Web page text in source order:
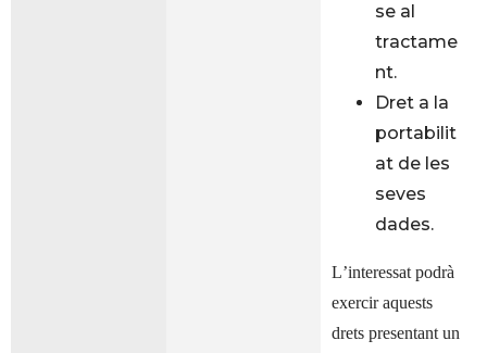
se al
tractame
nt.
Dret a la
portabilit
at de les
seves
dades.
L’interessat podrà
exercir aquests
drets presentant un